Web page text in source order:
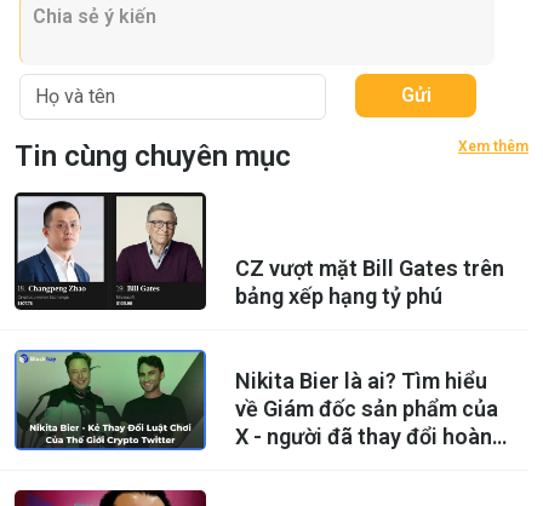
Gửi
Tin cùng chuyên mục Xem thêm
CZ vượt mặt Bill Gates trên
bảng xếp hạng tỷ phú
Nikita Bier là ai? Tìm hiểu
về Giám đốc sản phẩm của
X - người đã thay đổi hoàn